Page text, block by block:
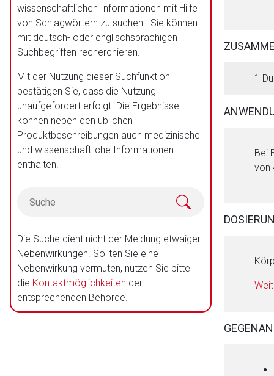
wissenschaftlichen Informationen mit Hilfe
von Schlagwörtern zu suchen. Sie können
mit deutsch- oder englischsprachigen
Suchbegriffen recherchieren.
Mit der Nutzung dieser Suchfunktion
bestätigen Sie, dass die Nutzung
unaufgefordert erfolgt. Die Ergebnisse
können neben den üblichen
Produktbeschreibungen auch medizinische
und wissenschaftliche Informationen
enthalten.
Die Suche dient nicht der Meldung etwaiger
Nebenwirkungen. Sollten Sie eine
Nebenwirkung vermuten, nutzen Sie bitte
die Kontaktmöglichkeiten der
entsprechenden Behörde.
1
Bei
von